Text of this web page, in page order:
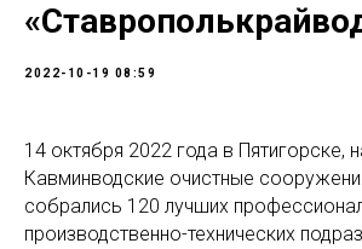
2022-10-19 08:59
14 октября 2022 года в Пятигорске,
Кавминводские очистные
собрались 120 лучших
производственно-технических